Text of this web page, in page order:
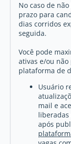
No caso de
prazo para
dias corridos
seguida.
Você pode
ativas e/ou
plataforma de
Usuário
mail e
liberadas
após